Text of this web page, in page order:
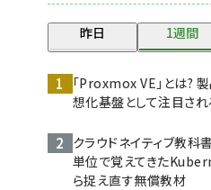
昨日 1週間
「Proxmox VE」とは?
想化基盤として注目さ
クラウドネイティブ教科
単位で覚えてきた
ら捉え直す無償教材